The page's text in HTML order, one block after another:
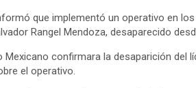
que implementó un operativo en
Rangel Mendoza, desaparecido
confirmara la desaparición del
el operativo.